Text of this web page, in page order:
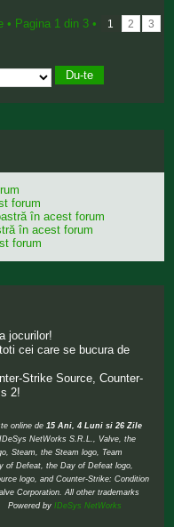
• Pagina 1din 3• 1 2 3
forum
în acest forum
în acest forum
forum
jocurilor!
cei care se bucura de
Strike Source, Counter-
2!
online de 15 Ani, 4 Luni si 26 Zile
NetWorks S.R.L., Valve, the
Steam, the Steam logo, Team
of Defeat, the Day of Defeat logo,
logo, and Counter-Strike: Condition
Corporation. All other trademarks
Powered byIDeSys NetWorks